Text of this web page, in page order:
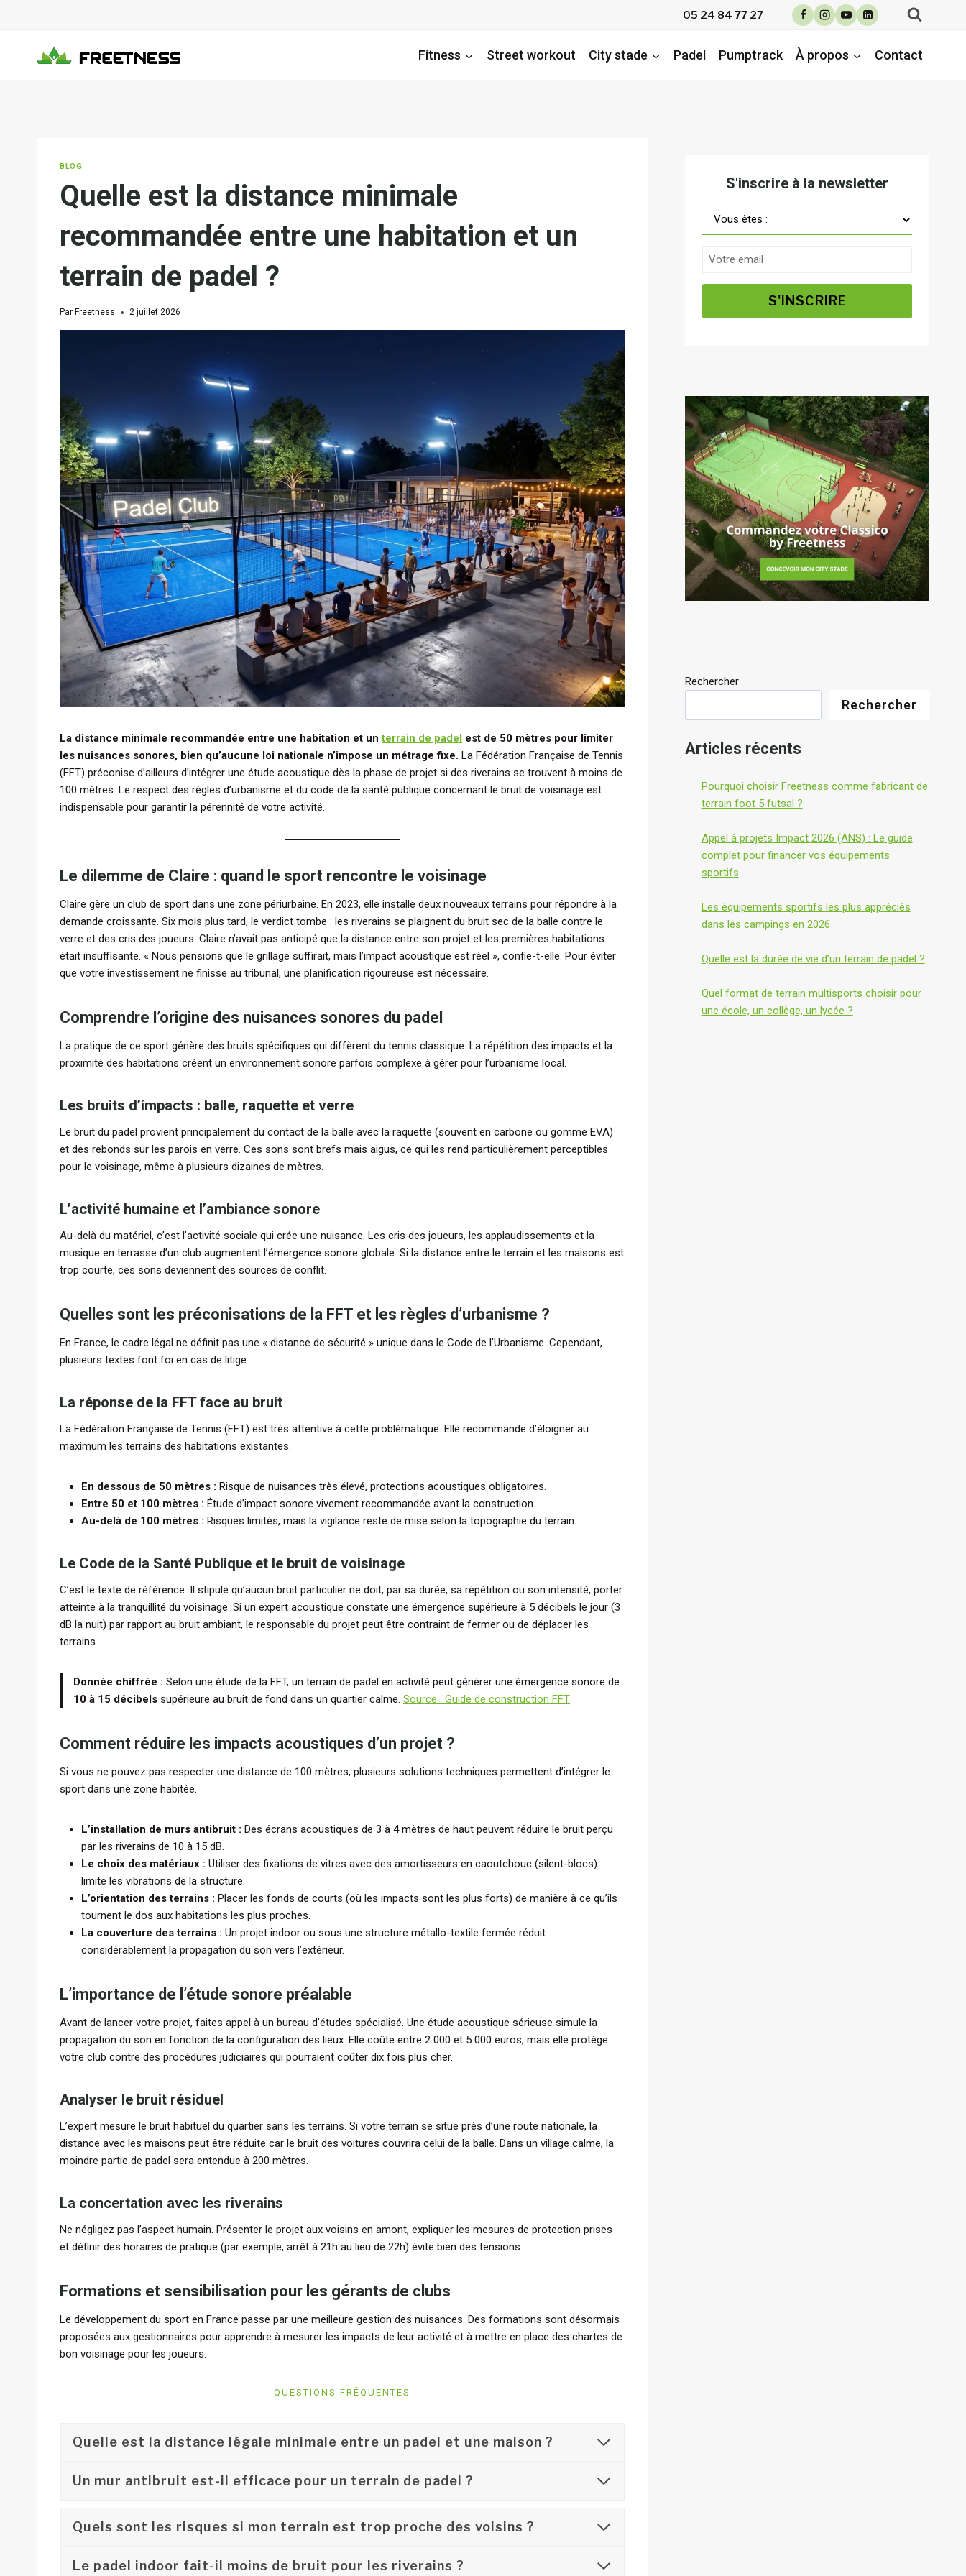
05 24 84 77 27
Fitness Street workout City stade Padel Pumptrack À propos Contact
BLOG
Quelle est la distance minimale
recommandée entre une habitation et un
terrain de padel ?
Par Freetness 2 juillet 2026
La distance minimale recommandée entre une habitation et unterrain de padel est de 50 mètres pour limiter
les nuisances sonores, bien qu’aucune loi nationale n’impose un métrage fixe. La Fédération Française de Tennis
(FFT) préconise d’ailleurs d’intégrer une étude acoustique dès la phase de projet si des riverains se trouvent à moins de
100 mètres. Le respect des règles d’urbanisme et du code de la santé publique concernant le bruit de voisinage est
indispensable pour garantir la pérennité de votre activité.
Le dilemme de Claire : quand le sport rencontre le voisinage
Claire gère un club de sport dans une zone périurbaine. En 2023, elle installe deux nouveaux terrains pour répondre à la
demande croissante. Six mois plus tard, le verdict tombe : les riverains se plaignent du bruit sec de la balle contre le
verre et des cris des joueurs. Claire n’avait pas anticipé que la distance entre son projet et les premières habitations
était insuffisante. « Nous pensions que le grillage suffirait, mais l’impact acoustique est réel », confie-t-elle. Pour éviter
que votre investissement ne finisse au tribunal, une planification rigoureuse est nécessaire.
Comprendre l’origine des nuisances sonores du padel
La pratique de ce sport génère des bruits spécifiques qui diffèrent du tennis classique. La répétition des impacts et la
proximité des habitations créent un environnement sonore parfois complexe à gérer pour l’urbanisme local.
Les bruits d’impacts : balle, raquette et verre
Le bruit du padel provient principalement du contact de la balle avec la raquette (souvent en carbone ou gomme EVA)
et des rebonds sur les parois en verre. Ces sons sont brefs mais aigus, ce qui les rend particulièrement perceptibles
pour le voisinage, même à plusieurs dizaines de mètres.
L’activité humaine et l’ambiance sonore
Au-delà du matériel, c’est l’activité sociale qui crée une nuisance. Les cris des joueurs, les applaudissements et la
musique en terrasse d’un club augmentent l’émergence sonore globale. Si la distance entre le terrain et les maisons est
trop courte, ces sons deviennent des sources de conflit.
Quelles sont les préconisations de la FFT et les règles d’urbanisme ?
En France, le cadre légal ne définit pas une « distance de sécurité » unique dans le Code de l’Urbanisme. Cependant,
plusieurs textes font foi en cas de litige.
La réponse de la FFT face au bruit
La Fédération Française de Tennis (FFT) est très attentive à cette problématique. Elle recommande d’éloigner au
maximum les terrains des habitations existantes.
En dessous de 50 mètres : Risque de nuisances très élevé, protections acoustiques obligatoires.
Entre 50 et 100 mètres : Étude d’impact sonore vivement recommandée avant la construction.
Au-delà de 100 mètres : Risques limités, mais la vigilance reste de mise selon la topographie du terrain.
Le Code de la Santé Publique et le bruit de voisinage
C’est le texte de référence. Il stipule qu’aucun bruit particulier ne doit, par sa durée, sa répétition ou son intensité, porter
atteinte à la tranquillité du voisinage. Si un expert acoustique constate une émergence supérieure à 5 décibels le jour (3
dB la nuit) par rapport au bruit ambiant, le responsable du projet peut être contraint de fermer ou de déplacer les
terrains.
Donnée chiffrée : Selon une étude de la FFT, un terrain de padel en activité peut générer une émergence sonore de
10 à 15 décibels supérieure au bruit de fond dans un quartier calme. Source : Guide de construction FFT
Comment réduire les impacts acoustiques d’un projet ?
Si vous ne pouvez pas respecter une distance de 100 mètres, plusieurs solutions techniques permettent d’intégrer le
sport dans une zone habitée.
L’installation de murs antibruit : Des écrans acoustiques de 3 à 4 mètres de haut peuvent réduire le bruit perçu
par les riverains de 10 à 15 dB.
Le choix des matériaux : Utiliser des fixations de vitres avec des amortisseurs en caoutchouc (silent-blocs)
limite les vibrations de la structure.
L’orientation des terrains : Placer les fonds de courts (où les impacts sont les plus forts) de manière à ce qu’ils
tournent le dos aux habitations les plus proches.
La couverture des terrains : Un projet indoor ou sous une structure métallo-textile fermée réduit
considérablement la propagation du son vers l’extérieur.
L’importance de l’étude sonore préalable
Avant de lancer votre projet, faites appel à un bureau d’études spécialisé. Une étude acoustique sérieuse simule la
propagation du son en fonction de la configuration des lieux. Elle coûte entre 2 000 et 5 000 euros, mais elle protège
votre club contre des procédures judiciaires qui pourraient coûter dix fois plus cher.
Analyser le bruit résiduel
L’expert mesure le bruit habituel du quartier sans les terrains. Si votre terrain se situe près d’une route nationale, la
distance avec les maisons peut être réduite car le bruit des voitures couvrira celui de la balle. Dans un village calme, la
moindre partie de padel sera entendue à 200 mètres.
La concertation avec les riverains
Ne négligez pas l’aspect humain. Présenter le projet aux voisins en amont, expliquer les mesures de protection prises
et définir des horaires de pratique (par exemple, arrêt à 21h au lieu de 22h) évite bien des tensions.
Formations et sensibilisation pour les gérants de clubs
Le développement du sport en France passe par une meilleure gestion des nuisances. Des formations sont désormais
proposées aux gestionnaires pour apprendre à mesurer les impacts de leur activité et à mettre en place des chartes de
bon voisinage pour les joueurs.
QUESTIONS FRÉQUENTES
Quelle est la distance légale minimale entre un padel et une maison ?
Un mur antibruit est-il efficace pour un terrain de padel ?
Quels sont les risques si mon terrain est trop proche des voisins ?
Le padel indoor fait-il moins de bruit pour les riverains ?
S'inscrire à la newsletter
Rechercher
Rechercher
Articles récents
Pourquoi choisir Freetness comme fabricant de
terrain foot 5 futsal ?
Appel à projets Impact 2026 (ANS) : Le guide
complet pour financer vos équipements
sportifs
Les équipements sportifs les plus appréciés
dans les campings en 2026
Quelle est la durée de vie d’un terrain de padel ?
Quel format de terrain multisports choisir pour
une école, un collège, un lycée ?